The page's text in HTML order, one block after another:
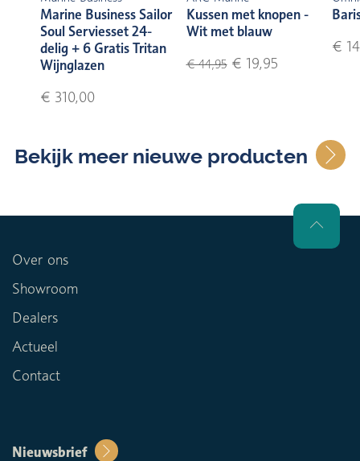
Marine Business Sailor
Soul Serviesset 24-
delig + 6 Gratis Tritan
Wijnglazen
€ 310,00
Kussen met knopen -
Wit met blauw
€ 44,95€ 19,95
€
Bekijk meer nieuwe producten
Over ons
Showroom
Dealers
Actueel
Contact
Nieuwsbrief